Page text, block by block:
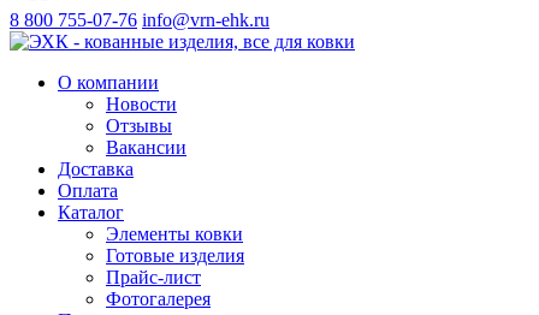
8 800 755-07-76 info@vrn-ehk.ru
О компании
Новости
Отзывы
Вакансии
Доставка
Оплата
Каталог
Элементы ковки
Готовые изделия
Прайс-лист
Фотогалерея